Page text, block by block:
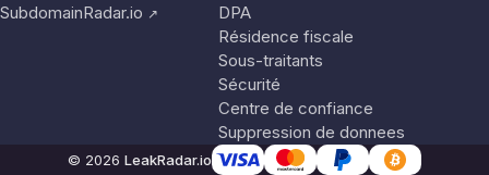
SubdomainRadar.io ↗
DPA
Résidence fiscale
Sous-traitants
Sécurité
Centre de confiance
Suppression de donnees
© 2026 LeakRadar.io